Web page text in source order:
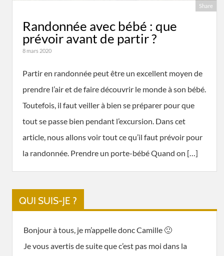
Share
Randonnée avec bébé : que
prévoir avant de partir ?
8 mars 2020
Partir en randonnée peut être un excellent moyen de
prendre l’air et de faire découvrir le monde à son bébé.
Toutefois, il faut veiller à bien se préparer pour que
tout se passe bien pendant l’excursion. Dans cet
article, nous allons voir tout ce qu’il faut prévoir pour
la randonnée. Prendre un porte-bébé Quand on […]
QUI SUIS-JE ?
Bonjour à tous, je m’appelle donc Camille 🙂
Je vous avertis de suite que c’est pas moi dans la